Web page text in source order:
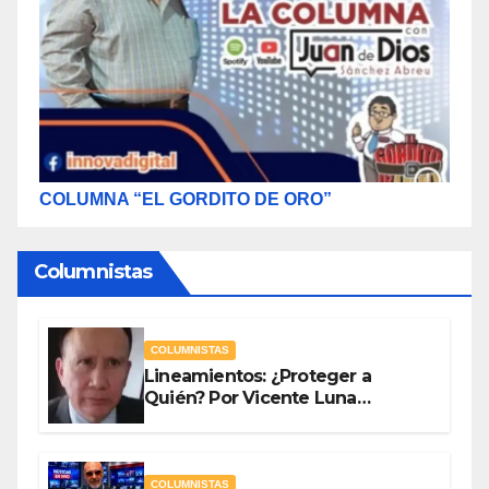
COLUMNA “EL GORDITO DE ORO”
Columnistas
COLUMNISTAS
Lineamientos: ¿Proteger a
Quién? Por Vicente Luna
COLUMNISTAS